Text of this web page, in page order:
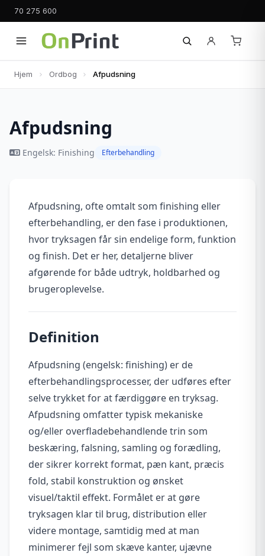
70 275 600
Hjem Ordbog Afpudsning
Afpudsning
Engelsk: Finishing Efterbehandling
Afpudsning, ofte omtalt som finishing eller
efterbehandling, er den fase i produktionen,
hvor tryksagen får sin endelige form, funktion
og finish. Det er her, detaljerne bliver
afgørende for både udtryk, holdbarhed og
brugeroplevelse.
Definition
Afpudsning (engelsk: finishing) er de
efterbehandlingsprocesser, der udføres efter
selve trykket for at færdiggøre en tryksag.
Afpudsning omfatter typisk mekaniske
og/eller overfladebehandlende trin som
beskæring, falsning, samling og forædling,
der sikrer korrekt format, pæn kant, præcis
fold, stabil konstruktion og ønsket
visuel/taktil effekt. Formålet er at gøre
tryksagen klar til brug, distribution eller
videre montage, samtidig med at man
minimerer fejl som skæve kanter, ujævne